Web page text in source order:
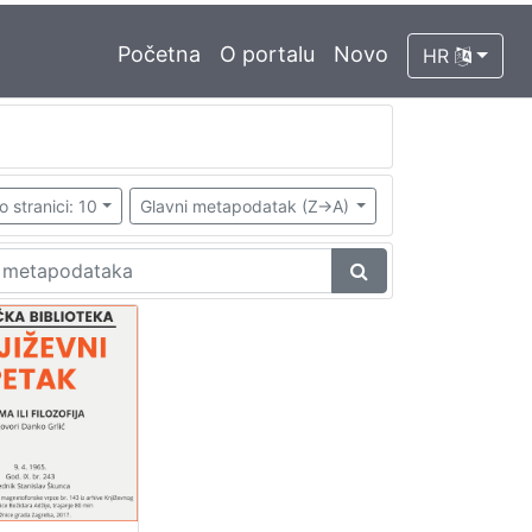
Početna O portalu Novo HR
stranici: 10 Glavni metapodatak (Z->A)